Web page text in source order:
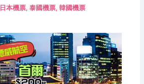
日本機票,泰國機票,韓國機票